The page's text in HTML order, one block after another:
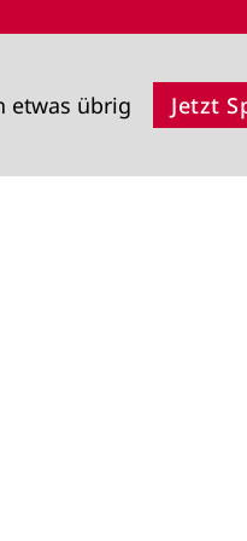
etwas übrig Jetzt